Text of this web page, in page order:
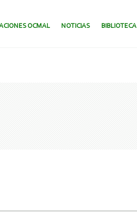
OCMAL NOTICIAS BIBLIOTECA